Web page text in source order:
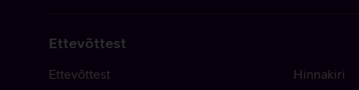
Ettevõttest
Ettevõttest
Hinnakiri